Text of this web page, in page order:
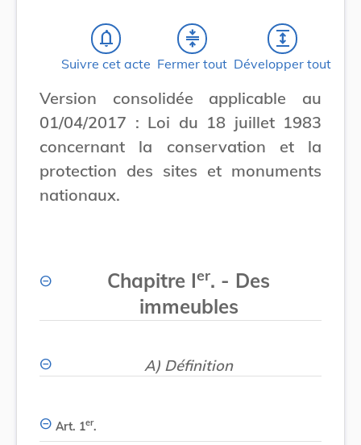
notifications_none
Suivre cet acte
compress
Fermer tout
expand
Développer tout
Version consolidée applicable au
01/04/2017 : Loi du 18 juillet 1983
concernant la conservation et la
protection des sites et monuments
nationaux.
Chapitre Ier. - Des
immeubles
A) Définition
Art. 1er.